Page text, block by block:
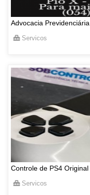
Advocacia Previdenciária
Servicos
Controle de PS4 Original
Servicos